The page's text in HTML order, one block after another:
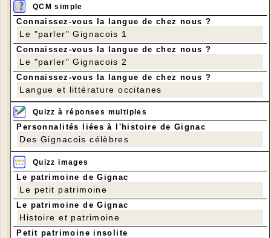
Retrouvez-nous sur facebook pour connaître les
prochaines manifestations de l'antenne de Souillac :
https://www.facebook.com/secourspoplot/
Téléphone : 05 65 32 01 69 - Contact mail :
spfsouillac@orange.fr
QCM simple
Connaissez-vous la langue de chez nous ?
Le "parler" Gignacois 1
Connaissez-vous la langue de chez nous ?
Le "parler" Gignacois 2
Connaissez-vous la langue de chez nous ?
Langue et littérature occitanes
Quizz à réponses multiples
Personnalités liées à l'histoire de Gignac
Des Gignacois célèbres
Quizz images
Le patrimoine de Gignac
Le petit patrimoine
Le patrimoine de Gignac
Histoire et patrimoine
Petit patrimoine insolite